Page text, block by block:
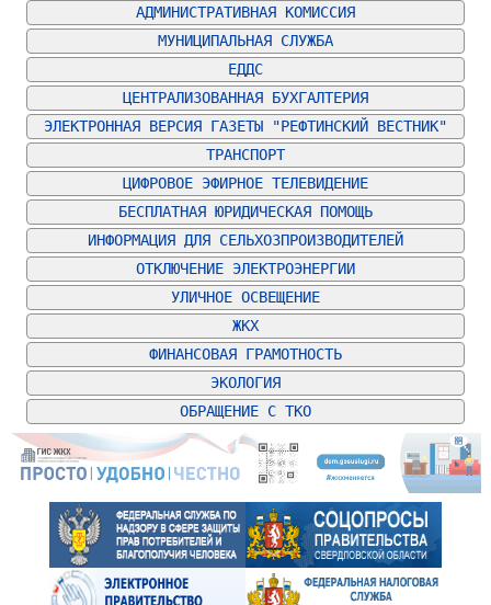
АДМИНИСТРАТИВНАЯ КОМИССИЯ
МУНИЦИПАЛЬНАЯ СЛУЖБА
ЕДДС
ЦЕНТРАЛИЗОВАННАЯ БУХГАЛТЕРИЯ
ЭЛЕКТРОННАЯ ВЕРСИЯ ГАЗЕТЫ "РЕФТИНСКИЙ ВЕСТНИК"
ТРАНСПОРТ
ЦИФРОВОЕ ЭФИРНОЕ ТЕЛЕВИДЕНИЕ
БЕСПЛАТНАЯ ЮРИДИЧЕСКАЯ ПОМОЩЬ
ИНФОРМАЦИЯ ДЛЯ СЕЛЬХОЗПРОИЗВОДИТЕЛЕЙ
ОТКЛЮЧЕНИЕ ЭЛЕКТРОЭНЕРГИИ
УЛИЧНОЕ ОСВЕЩЕНИЕ
ЖКХ
ФИНАНСОВАЯ ГРАМОТНОСТЬ
ЭКОЛОГИЯ
ОБРАЩЕНИЕ С ТКО